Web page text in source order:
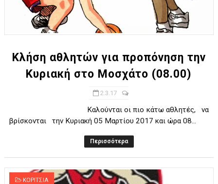
Κλήση αθλητών για προπόνηση την
Κυριακή στο Μοσχάτο (08.00)
2.3.17
Καλούνται οι πιο κάτω αθλητές, να
βρίσκονται την Κυριακή 05 Μαρτίου 2017 και ώρα 08...
Περισσότερα
ΚΟΡΙΤΣΙΑ